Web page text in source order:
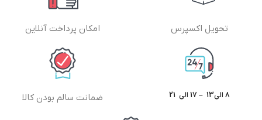
تحویل اکسپرس امکان پرداخت آنلاین
8 الی13 – 17 الی 21 ضمانت سالم بودن کالا